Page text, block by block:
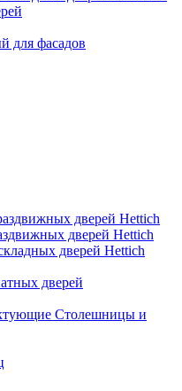
для фасадов
дверей Hettich
дверей Hettich
дверей Hettich
дверей
Столешницы и